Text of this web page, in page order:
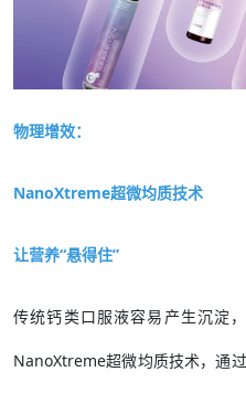
物理增效：
NanoXtreme超微均质技术
让营养“悬得住”
传统钙类口服液容易产生沉淀
NanoXtreme超微均质技术，通